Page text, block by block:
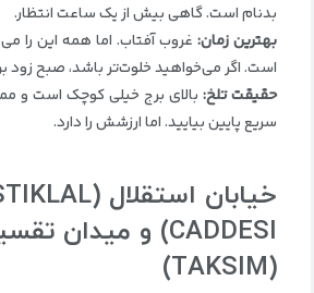
بدنام است. گاهی بیش از یک ساعت انتظار.
بهترین زمان: غروب آفتاب. اما همه این را
است. اگر می‌خواهید خلوت‌تر باشد، صبح زود
حقیقت تلخ: بالای برج خیلی کوچک است و
سریع پایین بیایید. اما ارزشش را دارد.
خیابان استقلال
CADDESI) و میدان
(TAKSIM)